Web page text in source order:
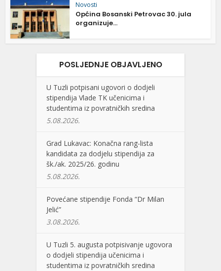
Novosti
Općina Bosanski Petrovac 30. jula
organizuje...
POSLJEDNJE OBJAVLJENO
U Tuzli potpisani ugovori o dodjeli
stipendija Vlade TK učenicima i
studentima iz povratničkih sredina
5.08.2026.
Grad Lukavac: Konačna rang-lista
kandidata za dodjelu stipendija za
šk./ak. 2025/26. godinu
5.08.2026.
Povećane stipendije Fonda “Dr Milan
Jelić”
3.08.2026.
U Tuzli 5. augusta potpisivanje ugovora
o dodjeli stipendija učenicima i
studentima iz povratničkih sredina